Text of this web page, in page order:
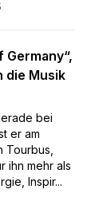
Germany“,
die Musik
bei
er am
ihn mehr als
Inspir...